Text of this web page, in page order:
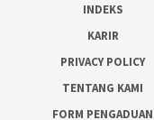
INDEKS
KARIR
PRIVACY POLICY
TENTANG KAMI
FORM PENGADUAN